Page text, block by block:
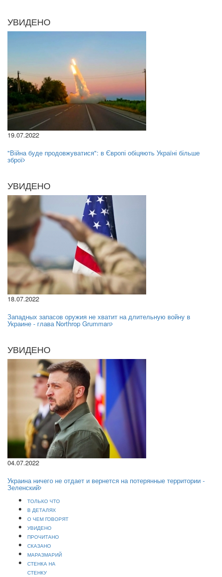
УВИДЕНО
19.07.2022
"Війна буде продовжуватися": в Європі обіцяють Україні більше
зброї
УВИДЕНО
18.07.2022
Западных запасов оружия не хватит на длительную войну в
Украине - глава Northrop Grumman
УВИДЕНО
04.07.2022
Украина ничего не отдает и вернется на потерянные территории -
Зеленский
ТОЛЬКО ЧТО
В ДЕТАЛЯХ
О ЧЕМ ГОВОРЯТ
УВИДЕНО
ПРОЧИТАНО
СКАЗАНО
МАРАЗМАРИЙ
СТЕНКА НА
СТЕНКУ